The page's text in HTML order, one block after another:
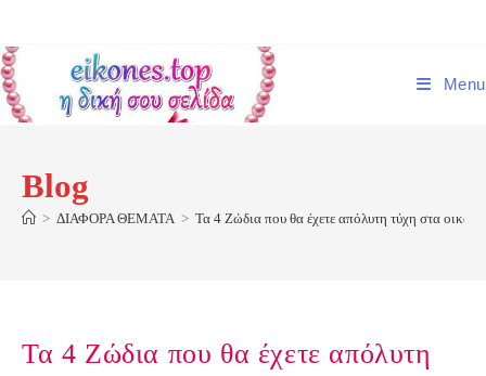
content
Menu
Blog
> ΔΙΑΦΟΡΑ ΘΕΜΑΤΑ > Τα 4 Ζώδια που θα έχετε απόλυτη τύχη στα
Τα 4 Ζώδια που θα έχετε απόλυτη